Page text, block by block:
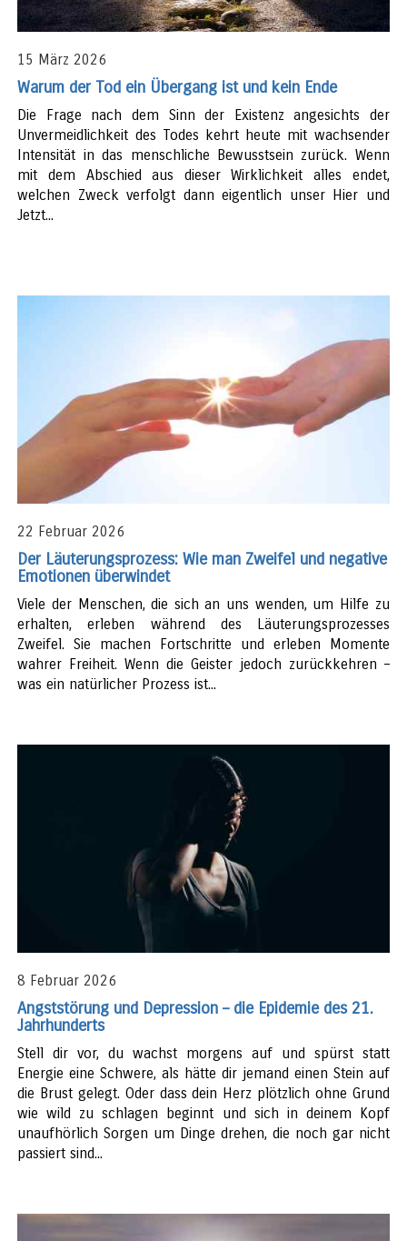
15 März 2026
Warum der Tod ein Übergang ist und kein Ende
Die Frage nach dem Sinn der Existenz angesichts der
Unvermeidlichkeit des Todes kehrt heute mit wachsender
Intensität in das menschliche Bewusstsein zurück. Wenn
mit dem Abschied aus dieser Wirklichkeit alles endet,
welchen Zweck verfolgt dann eigentlich unser Hier und
Jetzt...
22 Februar 2026
Der Läuterungsprozess: Wie man Zweifel und negative
Emotionen überwindet
Viele der Menschen, die sich an uns wenden, um Hilfe zu
erhalten, erleben während des Läuterungsprozesses
Zweifel. Sie machen Fortschritte und erleben Momente
wahrer Freiheit. Wenn die Geister jedoch zurückkehren –
was ein natürlicher Prozess ist...
8 Februar 2026
Angststörung und Depression – die Epidemie des 21.
Jahrhunderts
Stell dir vor, du wachst morgens auf und spürst statt
Energie eine Schwere, als hätte dir jemand einen Stein auf
die Brust gelegt. Oder dass dein Herz plötzlich ohne Grund
wie wild zu schlagen beginnt und sich in deinem Kopf
unaufhörlich Sorgen um Dinge drehen, die noch gar nicht
passiert sind...